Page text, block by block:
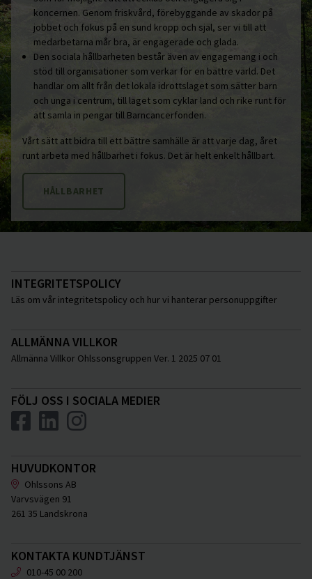
koncernen. Genom friskvård, förebyggande av skador på
jobbet och fokus på en sund kropp och själ, ser vi till att
medarbetarna mår bra, är engagerade och glada.
Den sociala hållbarheten består även av engagemang i och
stöd till organisationer som verkar för en bättre värld. Det
handlar om allt från det lokala idrottslaget som sätter barn
och unga i centrum, till laget som cyklar land och rike runt för
att samla in pengar till Barncancerfonden.
Vårt sätt att bidra till ett bättre samhälle är att varje dag, året
runt arbeta med hållbarhet i fokus. Det är helt enkelt hållbart.
HÅLLBARHET
INTEGRITETSPOLICY
Läs om vår integritetspolicy och hur vi hanterar personuppgifter
ALLMÄNNA VILLKOR
Allmänna Villkor Ohlssonsgruppen Ver. 1 2025 07 01
FÖLJ OSS I SOCIALA MEDIER
HUVUDKONTOR
Ohlssons AB
Varvsvägen 91
261 35 Landskrona
KONTAKTA KUNDTJÄNST
010-45 00 200